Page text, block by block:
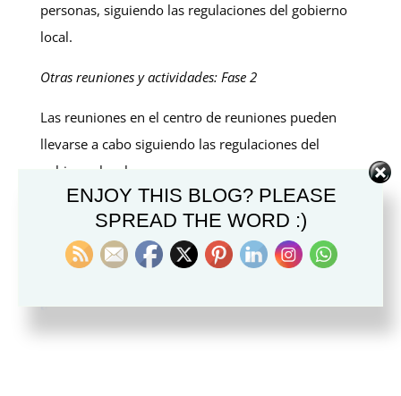
personas, siguiendo las regulaciones del gobierno
local.
Otras reuniones y actividades: Fase 2
Las reuniones en el centro de reuniones pueden
llevarse a cabo siguiendo las regulaciones del
gobierno local.
Obtenga más información en el artículo
Primera Presidencia proporciona pautas para
actividades de la Iglesia“.
ENJOY THIS BLOG? PLEASE
SPREAD THE WORD :)